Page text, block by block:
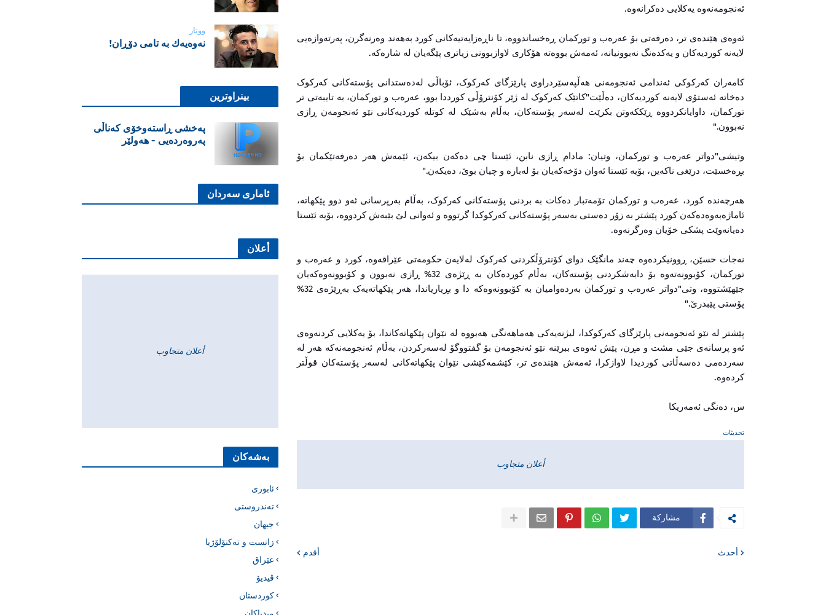
ئەنجومەنەوە یەکلایی دەکرانەوە.
ئەوەی هێندەی تر، دەرفەتی بۆ عەرەب و تورکمان ڕەخساندووە، تا ناڕەزایەتیەکانی کورد بەهەند وەرنەگرن، پەرتەوازەیی
لایەنە کوردیەکان و یەکدەنگ نەبوونیانە، ئەمەش بووەتە هۆکاری لاوازبوونی زیاتری پێگەیان لە شارەکە.
کامەران کەرکوکی ئەندامی ئەنجومەنی هەڵپەسێردراوی پارێزگای کەرکوک، ئۆباڵی لەدەستدانی پۆستەکانی کەرکوک
دەخاتە ئەستۆی لایەنە کوردیەکان، دەڵێت"کاتێک کەرکوک لە ژێر کۆنترۆڵی کورددا بوو، عەرەب و تورکمان، بە تایبەتی تر
تورکمان، داوایانکردووە ڕێککەوتن بکرێت لەسەر پۆستەکان، بەڵام بەشێک لە کوتلە کوردیەکانی نێو ئەنجومەن ڕازی
نەبوون."
وتیشی"دواتر عەرەب و تورکمان، وتیان: مادام ڕازی نابن، ئێستا چی دەکەن بیکەن، ئێمەش هەر دەرفەتێکمان بۆ
بڕەخسێت، درێغی ناکەین، بۆیە ئێستا ئەوان دۆخەکەیان بۆ لەبارە و چیان بوێ، دەیکەن."
هەرچەندە کورد، عەرەب و تورکمان تۆمەتبار دەکات بە بردنی پۆستەکانی کەرکوک، بەڵام بەرپرسانی ئەو دوو پێکهاتە،
ئاماژەبەوەدەکەن کورد پێشتر بە زۆر دەستی بەسەر پۆستەکانی کەرکوکدا گرتووە و ئەوانی لێ بێبەش کردووە، بۆیە ئێستا
دەیانەوێت پشکی خۆیان وەرگرنەوە.
نەجات حسێن، ڕوونیکردەوە چەند مانگێک دوای کۆنترۆڵکردنی کەرکوک لەلایەن حکومەتی عێراقەوە، کورد و عەرەب و
تورکمان، کۆبوونەتەوە بۆ دابەشکردنی پۆستەکان، بەڵام کوردەکان بە ڕێژەی 32% ڕازی نەبوون و کۆبوونەوەکەیان
جێهێشتووە، وتی"دواتر عەرەب و تورکمان بەردەوامیان بە کۆبوونەوەکە دا و بڕیاریاندا، هەر پێکهاتەیەک بەڕێژەی 32%
پۆستی پێبدرێ."
پێشتر لە نێو ئەنجومەنی پارێزگای کەرکوکدا، لیژنەیەکی هەماهەنگی هەبووە لە نێوان پێکهاتەکاندا، بۆ یەکلایی کردنەوەی
ئەو پرسانەی جێی مشت و مڕن، پێش ئەوەی ببرێنە نێو ئەنجومەن بۆ گفتووگۆ لەسەرکردن، بەڵام ئەنجومەنەکە هەر لە
سەردەمی دەسەڵاتی کوردیدا لاوازکرا، ئەمەش هێندەی تر، کێشمەکێشی نێوان پێکهاتەکانی لەسەر پۆستەکان قوڵتر
کردەوە.
س، دەنگی ئەمەریکا
تحديثات
أعلان متجاوب
مشاركة
أحدث أقدم
ووتار
نه‌وه‌یه‌ك به‌ تامی دۆڕان!
بینراوترین
پەخشی ڕاستەوخۆی کەناڵی
پەروەردەیی - هەولێر
ئاماری سەردان
أعلان
أعلان متجاوب
بەشەکان
ئابوری
تەندروستی
جیهان
زانست و تەکنۆلۆژیا
عێراق
ڤیدیۆ
کوردستان